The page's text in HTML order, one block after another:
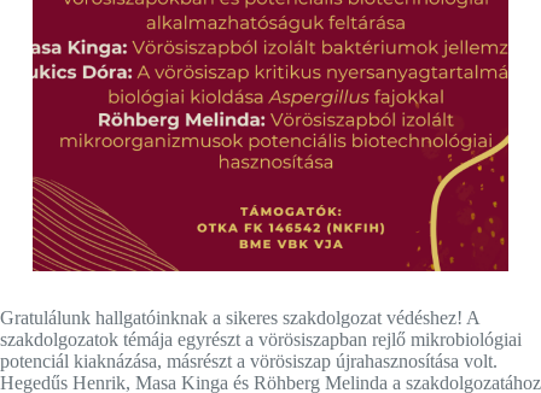
Gratulálunk hallgatóinknak a sikeres szakdolgozat védéshez! A
szakdolgozatok témája egyrészt a vörösiszapban rejlő mikrobiológiai
potenciál kiaknázása, másrészt a vörösiszap újrahasznosítása volt.
Hegedűs Henrik, Masa Kinga és Röhberg Melinda a szakdolgozatához